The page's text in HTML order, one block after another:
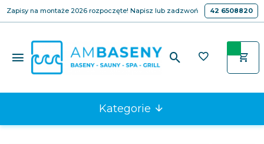
Zapisy na montaże 2026 rozpoczęte! Napisz lub zadzwoń 42 6508820
Kategorie